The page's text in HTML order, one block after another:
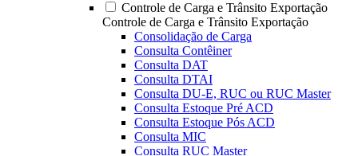
Controle de Carga e Trânsito Exportação
Controle de Carga e Trânsito Exportação
Consolidação de Carga
Consulta Contêiner
Consulta DAT
Consulta DTAI
Consulta DU-E, RUC ou RUC Master
Consulta Estoque Pré ACD
Consulta Estoque Pós ACD
Consulta MIC
Consulta RUC Master